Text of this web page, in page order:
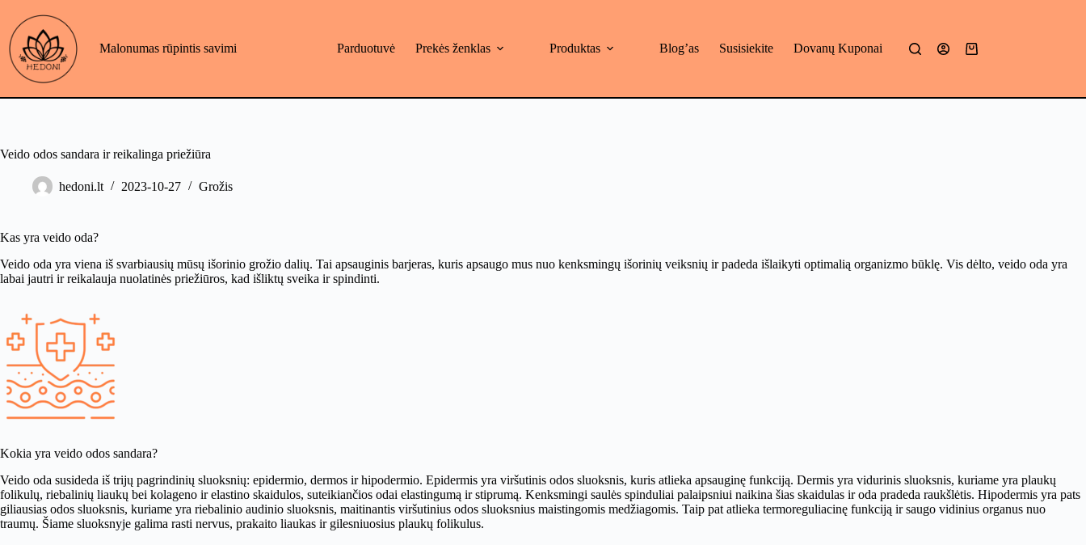
content
Malonumas rūpintis savimi
Parduotuvė Prekės ženklas Produktas Blog’as Susisiekite Dovanų Kuponai
Mano
Veido odos sandara ir reikalinga priežiūra
hedoni.lt 2023-10-27 Grožis
Kas yra veido oda?
Veido oda yra viena iš svarbiausių mūsų išorinio grožio dalių. Tai apsauginis barjeras, kuris apsaugo mus nuo kenksmingų išorinių veiksnių ir padeda išlaikyti optimalią organizmo būklę. Vis dėlto, veido oda yra
labai jautri ir reikalauja nuolatinės priežiūros, kad išliktų sveika ir spindinti.
Kokia yra veido odos sandara?
Veido oda susideda iš trijų pagrindinių sluoksnių: epidermio, dermos ir hipodermio. Epidermis yra viršutinis odos sluoksnis, kuris atlieka apsauginę funkciją. Dermis yra vidurinis sluoksnis, kuriame yra plaukų
folikulų, riebalinių liaukų bei kolageno ir elastino skaidulos, suteikiančios odai elastingumą ir stiprumą. Kenksmingi saulės spinduliai palaipsniui naikina šias skaidulas ir oda pradeda raukšlėtis. Hipodermis yra pats
giliausias odos sluoksnis, kuriame yra riebalinio audinio sluoksnis, maitinantis viršutinius odos sluoksnius maistingomis medžiagomis. Taip pat atlieka termoreguliacinę funkciją ir saugo vidinius organus nuo
traumų. Šiame sluoksnyje galima rasti nervus, prakaito liaukas ir gilesniuosius plaukų folikulus.